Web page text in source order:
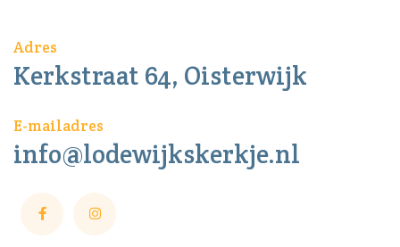
Adres
Kerkstraat 64, Oisterwijk
E-mailadres
info@lodewijkskerkje.nl